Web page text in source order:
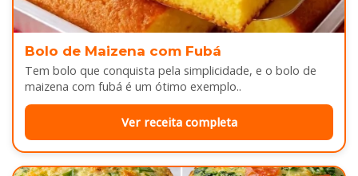
Bolo de Maizena com Fubá
Tem bolo que conquista pela simplicidade, e o bolo de
maizena com fubá é um ótimo exemplo..
Ver receita completa